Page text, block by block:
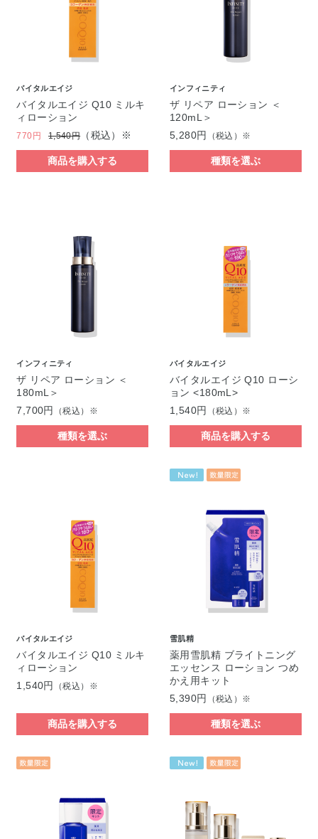
バイタルエイジ
バイタルエイジ Q10 ミルキ
ィローション
770円 1,540円（税込）※
商品を購入する
インフィニティ
ザ リペア ローション ＜
120mL＞
5,280円
（税込）※
種類を選ぶ
インフィニティ
ザ リペア ローション ＜
180mL＞
7,700円
（税込）※
種類を選ぶ
バイタルエイジ
バイタルエイジ Q10 ローシ
ョン <180mL>
1,540円
（税込）※
商品を購入する
バイタルエイジ
バイタルエイジ Q10 ミルキ
ィローション
1,540円
（税込）※
商品を購入する
雪肌精
薬用雪肌精 ブライトニング
エッセンス ローション つめ
かえ用キット
5,390円
（税込）※
種類を選ぶ